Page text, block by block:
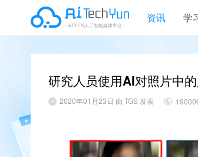
资讯 学
研究人员使用AI对照片中
2020年01月23日 由 TGS 发表